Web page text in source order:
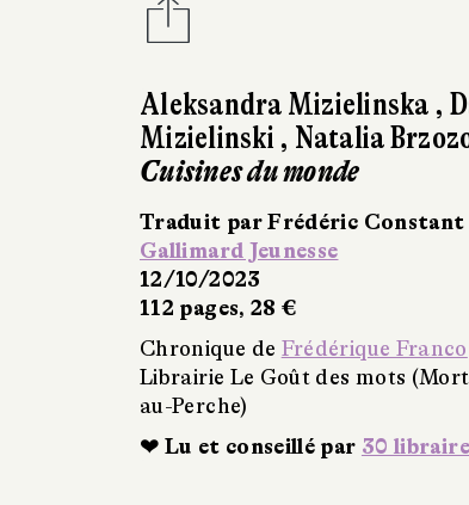
Aleksandra Mizielinska ,
Mizielinski , Natalia
Cuisines du monde
Traduit par Frédéric Constant
Gallimard Jeunesse
12/10/2023
112 pages, 28 €
Chronique de Frédérique Franco
Librairie Le Goût des mots
au-Perche)
❤ Lu et conseillé par 30